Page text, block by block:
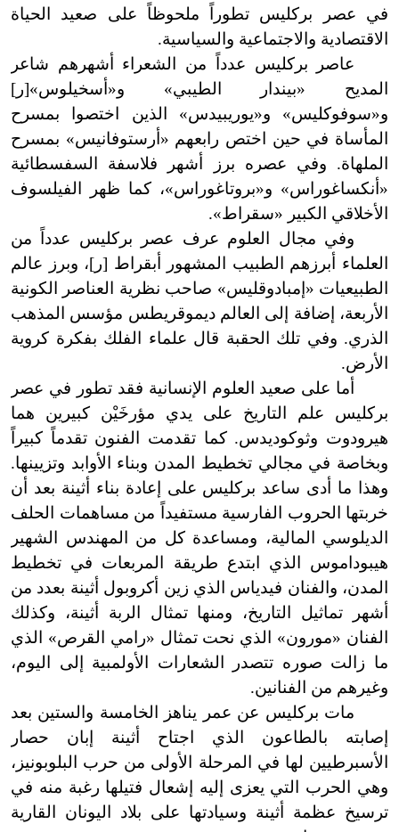
في عصر بركليس تطوراً ملحوظاً على صعيد الحياة
الاقتصادية والاجتماعية والسياسية.
عاصر بركليس عدداً من الشعراء أشهرهم شاعر
المديح «بيندار الطيبي» و« أسخيلوس»[ر]
و«سوفوكليس» و«يوريبيدس» الذين اختصوا بمسرح
المأساة في حين اختص رابعهم «أرستوفانيس» بمسرح
الملهاة. وفي عصره برز أشهر فلاسفة السفسطائية
«أنكساغوراس» و«بروتاغوراس»، كما ظهر الفيلسوف
الأخلاقي الكبير «سقراط».
وفي مجال العلوم عرف عصر بركليس عدداً من
العلماء أبرزهم الطبيب المشهور أبقراط [ر]، وبرز عالم
الطبيعيات «إمبادوقليس» صاحب نظرية العناصر الكونية
الأربعة، إضافة إلى العالم ديموقريطس مؤسس المذهب
الذري. وفي تلك الحقبة قال علماء الفلك بفكرة كروية
الأرض.
أما على صعيد العلوم الإنسانية فقد تطور في عصر
بركليس علم التاريخ على يدي مؤرخَيْن كبيرين هما
هيرودوت وثوكوديدس. كما تقدمت الفنون تقدماً كبيراً
وبخاصة في مجالي تخطيط المدن وبناء الأوابد وتزيينها.
وهذا ما أدى ساعد بركليس على إعادة بناء أثينة بعد أن
خربتها الحروب الفارسية مستفيداً من مساهمات الحلف
الديلوسي المالية، ومساعدة كل من المهندس الشهير
هيبوداموس الذي ابتدع طريقة المربعات في تخطيط
المدن، والفنان فيدياس الذي زين أكروبول أثينة بعدد من
أشهر تماثيل التاريخ، ومنها تمثال الربة أثينة، وكذلك
الفنان «مورون» الذي نحت تمثال «رامي القرص» الذي
ما زالت صوره تتصدر الشعارات الأولمبية إلى اليوم،
وغيرهم من الفنانين.
مات بركليس عن عمر يناهز الخامسة والستين بعد
إصابته بالطاعون الذي اجتاح أثينة إبان حصار
الأسبرطيين لها في المرحلة الأولى من حرب البلوبونيز،
وهي الحرب التي يعزى إليه إشعال فتيلها رغبة منه في
ترسيخ عظمة أثينة وسيادتها على بلاد اليونان القارية